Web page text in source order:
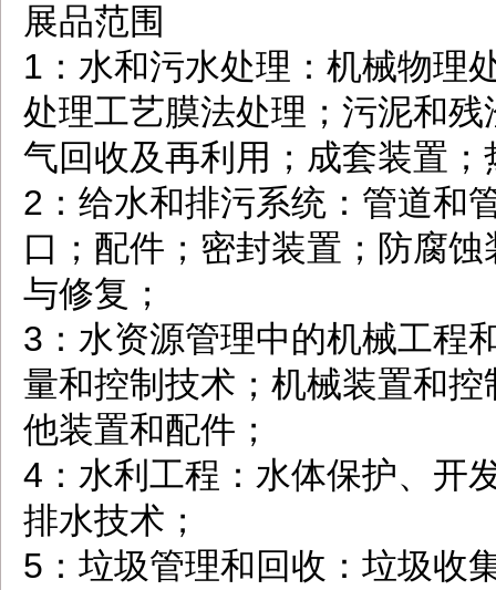
展品范围
1：水和污水处理：机械物理
处理工艺膜法处理；污泥和
气回收及再利用；成套装置
2：给水和排污系统：管道和
口；配件；密封装置；防腐
与修复；
3：水资源管理中的机械工程
量和控制技术；机械装置和
他装置和配件；
4：水利工程：水体保护、开
排水技术；
5：垃圾管理和回收：垃圾收